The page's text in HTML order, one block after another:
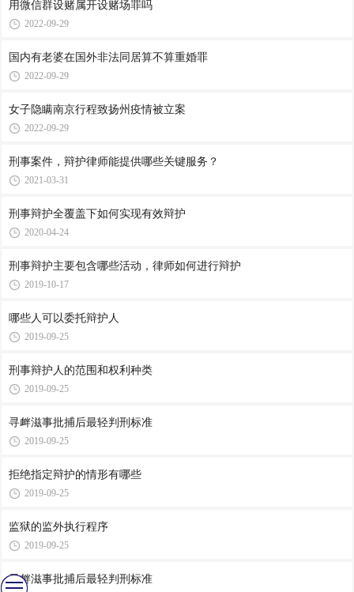
用微信群设赌属开设赌场罪吗
2022-09-29
国内有老婆在国外非法同居算不算重婚罪
2022-09-29
女子隐瞒南京行程致扬州疫情被立案
2022-09-29
刑事案件，辩护律师能提供哪些关键服务？
2021-03-31
刑事辩护全覆盖下如何实现有效辩护
2020-04-24
刑事辩护主要包含哪些活动，律师如何进行辩护
2019-10-17
哪些人可以委托辩护人
2019-09-25
刑事辩护人的范围和权利种类
2019-09-25
寻衅滋事批捕后最轻判刑标准
2019-09-25
拒绝指定辩护的情形有哪些
2019-09-25
监狱的监外执行程序
2019-09-25
寻衅滋事批捕后最轻判刑标准